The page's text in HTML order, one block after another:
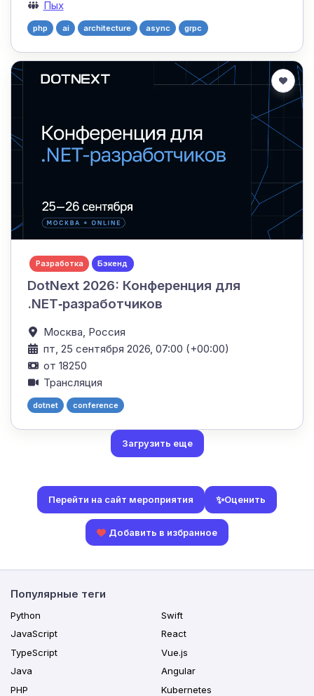
Пых
php ai architecture async grpc
Разработка Бэкенд
DotNext 2026: Конференция для
.NET‑разработчиков
Москва, Россия
пт, 25 сентября 2026, 07:00 (+00:00)
от 18250
Трансляция
dotnet conference
Загрузить еще
Перейти на сайт мероприятия ✨Оценить
Добавить в избранное
Популярные теги
Python
JavaScript
TypeScript
Java
PHP
Swift
React
Vue.js
Angular
Kubernetes